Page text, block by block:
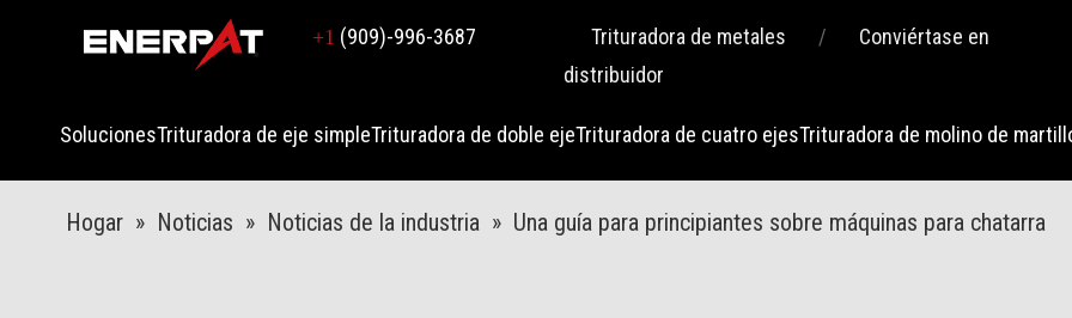
+1 (909)-996-3687 Trituradora de metales /
Conviértase en
distribuidor
SolucionesTrituradora de eje simpleTrituradora de doble ejeTrituradora de cuatro ejesTrituradora de molino de
Hogar » Noticias » Noticias de la industria » Una guía para principiantes sobre máquinas para chatarra